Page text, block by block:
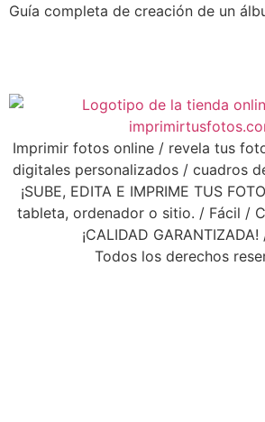
Guía completa de creación de un
Imprimir fotos online / revela tus
digitales personalizados / cuadros
¡SUBE, EDITA E IMPRIME TUS
tableta, ordenador o sitio. / Fácil /
¡CALIDAD
Todos los derechos